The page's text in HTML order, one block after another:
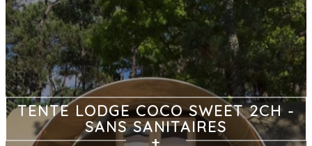
TENTE LODGE COCO SWEET 2CH -
SANS SANITAIRES